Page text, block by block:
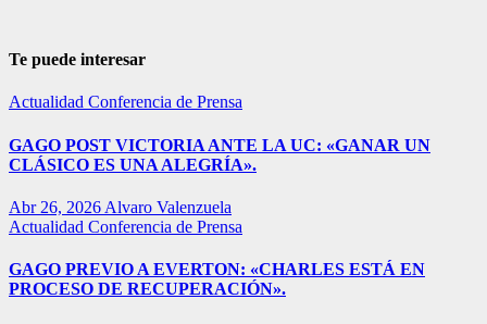
Te puede interesar
Actualidad Conferencia de Prensa
GAGO POST VICTORIA ANTE LA UC: «GANAR UN
CLÁSICO ES UNA ALEGRÍA».
Abr 26, 2026 Alvaro Valenzuela
Actualidad Conferencia de Prensa
GAGO PREVIO A EVERTON: «CHARLES ESTÁ EN
PROCESO DE RECUPERACIÓN».